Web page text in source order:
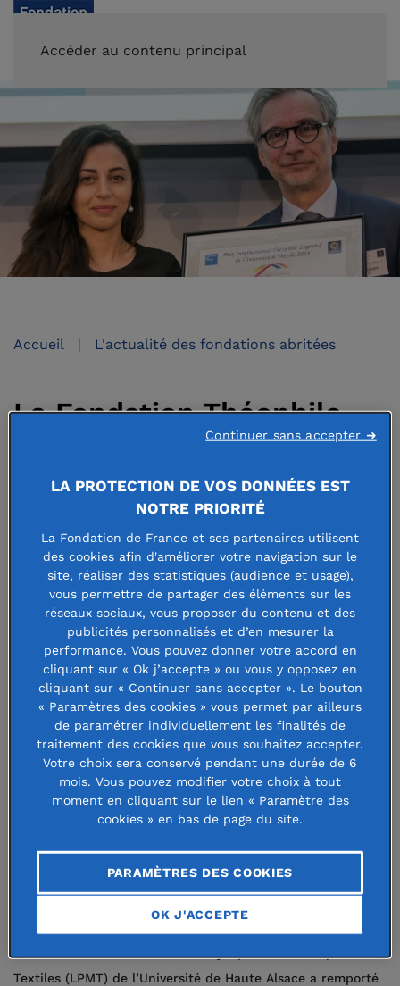
Accéder au contenu principal
Accueil L'actualité des fondations abritées
La Fondation Théophile
Legrand remet son prix
de l’Innovation Textile
27 juillet 2018
Le 16 mars dernier, à l’écomusée de
l’Avesnois à Fourmies (59), Neda
Shah-Hosseini, de nationalité
iranienne, a été récompensée pour
ses travaux.
Un collecteur réparateur de nerfs
doctorante du Laboratoire de Physique et Mécanique
Textiles (LPMT) de l’Université de Haute Alsace a remporté
LA PROTECTION DE VOS DONNÉES EST
NOTRE PRIORITÉ
La Fondation de France et ses partenaires utilisent
des cookies afin d'améliorer votre navigation sur le
site, réaliser des statistiques (audience et usage),
vous permettre de partager des éléments sur les
réseaux sociaux, vous proposer du contenu et des
publicités personnalisés et d’en mesurer la
performance. Vous pouvez donner votre accord en
cliquant sur « Ok j’accepte » ou vous y opposez en
cliquant sur « Continuer sans accepter ». Le bouton
« Paramètres des cookies » vous permet par ailleurs
de paramétrer individuellement les finalités de
traitement des cookies que vous souhaitez accepter.
Votre choix sera conservé pendant une durée de 6
mois. Vous pouvez modifier votre choix à tout
moment en cliquant sur le lien « Paramètre des
cookies » en bas de page du site.
PARAMÈTRES DES COOKIES
OK J'ACCEPTE
Continuer sans accepter ➜